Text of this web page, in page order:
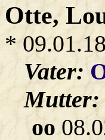
Otte,
*
Vater:
Mutter:
oo